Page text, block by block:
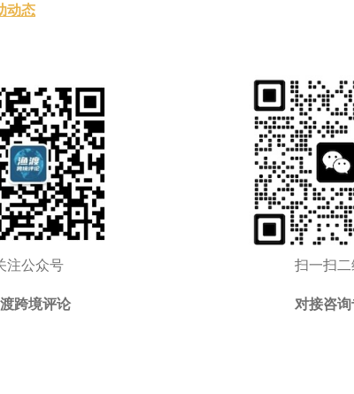
动态
注公众号
跨境评论
扫一扫
对接咨